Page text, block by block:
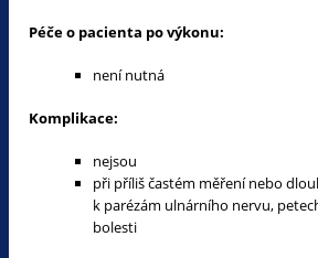
Péče o pacienta po výkonu:
není nutná
Komplikace:
nejsou
při příliš častém měření nebo
k parézám ulnárního nervu,
bolesti